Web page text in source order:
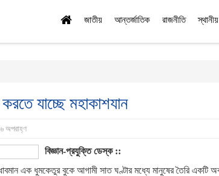
জাতীয় আন্তর্জাতিক রাজনীতি
যাচ্ছে মহাকাশযান
অপরাহ্ণ
বিজ্ঞান-প্রযুক্তি ডেস্ক ::
এক ধুমকেতুর বুকে আগামী সাত ঘণ্টার মধ্যে মানুষের তৈরি একটি